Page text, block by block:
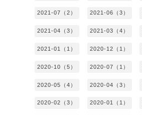
2021-07（2） 2021-06（3）
2021-04（3） 2021-03（4）
2021-01（1） 2020-12（1）
2020-10（5） 2020-07（1）
2020-05（4） 2020-04（3）
2020-02（3） 2020-01（1）